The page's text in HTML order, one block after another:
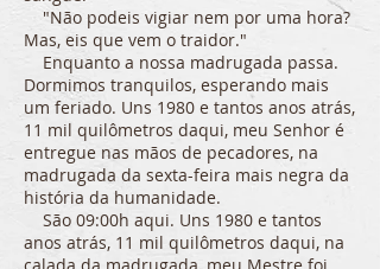
"Não podeis vigiar nem por uma hora?
Mas, eis que vem o traidor."
Enquanto a nossa madrugada passa.
Dormimos tranquilos, esperando mais
um feriado. Uns 1980 e tantos anos atrás,
11 mil quilômetros daqui, meu Senhor é
entregue nas mãos de pecadores, na
madrugada da sexta-feira mais negra da
história da humanidade.
São 09:00h aqui. Uns 1980 e tantos
anos atrás, 11 mil quilômetros daqui, na